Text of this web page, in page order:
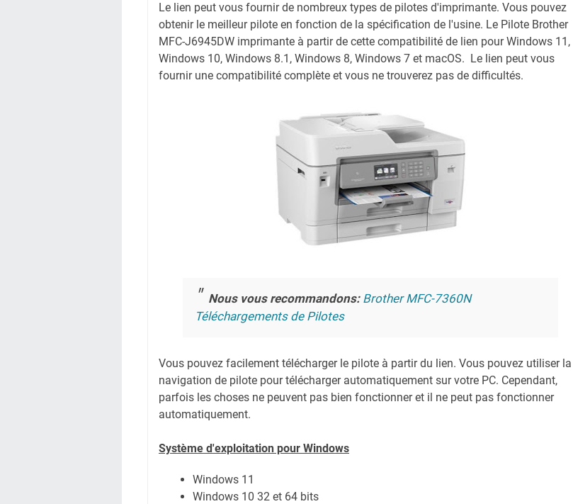
Le lien peut vous fournir de nombreux types de pilotes d'imprimante. Vous pouvez
obtenir le meilleur pilote en fonction de la spécification de l'usine. Le Pilote Brother
MFC-J6945DW imprimante à partir de cette compatibilité de lien pour Windows 11,
Windows 10, Windows 8.1, Windows 8, Windows 7 et macOS. Le lien peut vous
fournir une compatibilité complète et vous ne trouverez pas de difficultés.
Nous vous recommandons: Brother MFC-7360N
Téléchargements de Pilotes
Vous pouvez facilement télécharger le pilote à partir du lien. Vous pouvez utiliser la
navigation de pilote pour télécharger automatiquement sur votre PC. Cependant,
parfois les choses ne peuvent pas bien fonctionner et il ne peut pas fonctionner
automatiquement.
Système d'exploitation pour Windows
Windows 11
Windows 10 32 et 64 bits